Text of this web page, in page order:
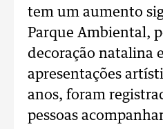
tem um aumento
Parque Ambiental,
decoração natalina
apresentações
anos, foram
pessoas